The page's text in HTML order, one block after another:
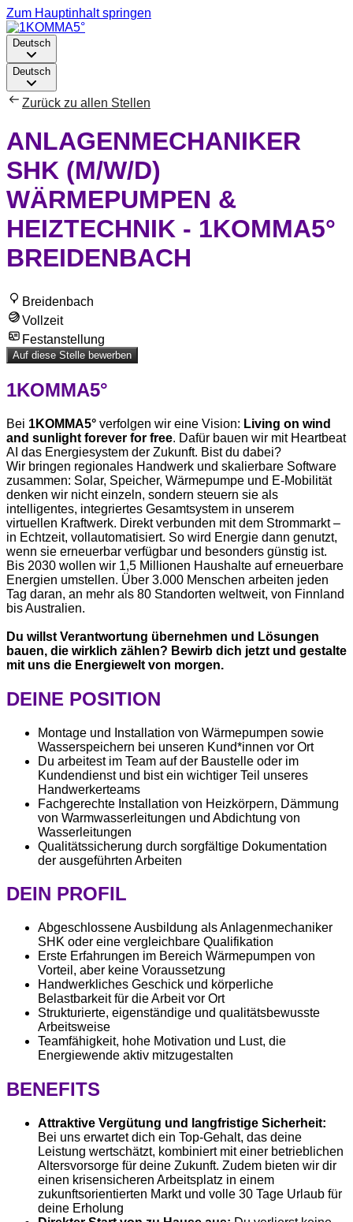
Zum Hauptinhalt springen
Deutsch
Deutsch
Zurück zu allen Stellen
ANLAGENMECHANIKER
SHK (M/W/D)
WÄRMEPUMPEN &
HEIZTECHNIK - 1KOMMA5°
BREIDENBACH
Breidenbach
Vollzeit
Festanstellung
Auf diese Stelle bewerben
1KOMMA5°
Bei 1KOMMA5° verfolgen wir eine Vision: Living on wind
and sunlight forever for free. Dafür bauen wir mit Heartbeat
AI das Energiesystem der Zukunft. Bist du dabei?
Wir bringen regionales Handwerk und skalierbare Software
zusammen: Solar, Speicher, Wärmepumpe und E-Mobilität
denken wir nicht einzeln, sondern steuern sie als
intelligentes, integriertes Gesamtsystem in unserem
virtuellen Kraftwerk. Direkt verbunden mit dem Strommarkt –
in Echtzeit, vollautomatisiert. So wird Energie dann genutzt,
wenn sie erneuerbar verfügbar und besonders günstig ist.
Bis 2030 wollen wir 1,5 Millionen Haushalte auf erneuerbare
Energien umstellen. Über 3.000 Menschen arbeiten jeden
Tag daran, an mehr als 80 Standorten weltweit, von Finnland
bis Australien.
Du willst Verantwortung übernehmen und Lösungen
bauen, die wirklich zählen? Bewirb dich jetzt und gestalte
mit uns die Energiewelt von morgen.
DEINE POSITION
Montage und Installation von Wärmepumpen sowie
Wasserspeichern bei unseren Kund*innen vor Ort
Du arbeitest im Team auf der Baustelle oder im
Kundendienst und bist ein wichtiger Teil unseres
Handwerkerteams
Fachgerechte Installation von Heizkörpern, Dämmung
von Warmwasserleitungen und Abdichtung von
Wasserleitungen
Qualitätssicherung durch sorgfältige Dokumentation
der ausgeführten Arbeiten
DEIN PROFIL
Abgeschlossene Ausbildung als Anlagenmechaniker
SHK oder eine vergleichbare Qualifikation
Erste Erfahrungen im Bereich Wärmepumpen von
Vorteil, aber keine Voraussetzung
Handwerkliches Geschick und körperliche
Belastbarkeit für die Arbeit vor Ort
Strukturierte, eigenständige und qualitätsbewusste
Arbeitsweise
Teamfähigkeit, hohe Motivation und Lust, die
Energiewende aktiv mitzugestalten
BENEFITS
Attraktive Vergütung und langfristige Sicherheit:
Bei uns erwartet dich ein Top-Gehalt, das deine
Leistung wertschätzt, kombiniert mit einer betrieblichen
Altersvorsorge für deine Zukunft. Zudem bieten wir dir
einen krisensicheren Arbeitsplatz in einem
zukunftsorientierten Markt und volle 30 Tage Urlaub für
deine Erholung